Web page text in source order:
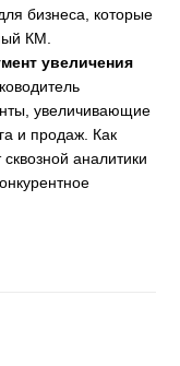
бизнеса, которые
КМ.
увеличения
увеличивающие
и продаж. Как
аналитики